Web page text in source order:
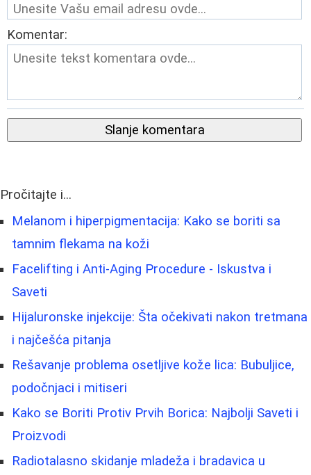
Komentar:
Slanje komentara
Pročitajte i...
Melanom i hiperpigmentacija: Kako se boriti sa
tamnim flekama na koži
Facelifting i Anti-Aging Procedure - Iskustva i
Saveti
Hijaluronske injekcije: Šta očekivati nakon tretmana
i najčešća pitanja
Rešavanje problema osetljive kože lica: Bubuljice,
podočnjaci i mitiseri
Kako se Boriti Protiv Prvih Borica: Najbolji Saveti i
Proizvodi
Radiotalasno skidanje mladeža i bradavica u